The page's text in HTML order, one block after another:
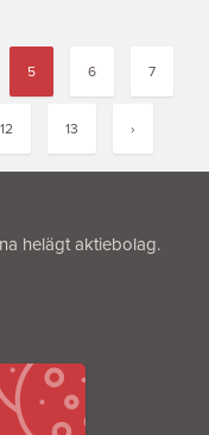
5 6 7
12 13 ›
helägt aktiebolag.